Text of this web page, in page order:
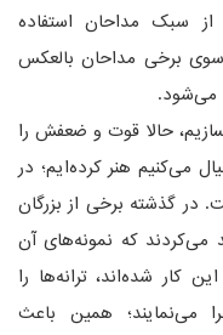
سبک مداحان استفاده
سوی برخی مداحان بالعکس
می‌شود.
حالا قوت و ضعفش را
می‌کنیم هنر کرده‌ایم؛ در
در گذشته برخی از بزرگان
می‌کردند که نمونه‌های آن
کار شده‌اند، ترانه‌ها را
می‌نمایند؛ همین باعث